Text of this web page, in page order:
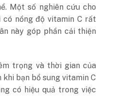
Một số nghiên cứu cho
có nồng độ vitamin C rất
này góp phần cải thiện
trọng và thời gian của
bạn bổ sung vitamin C
có hiệu quả trong việc